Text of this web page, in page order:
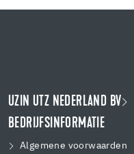
UZIN UTZ NEDERLAND BV
BEDRIJFSINFORMATIE
Algemene voorwaarden